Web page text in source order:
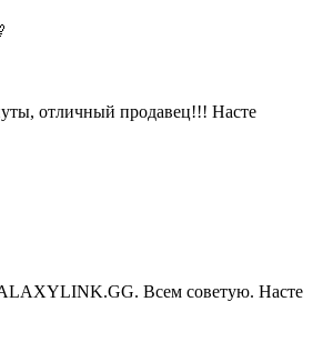
отличный продавец!!! Насте
Всем советую. Насте